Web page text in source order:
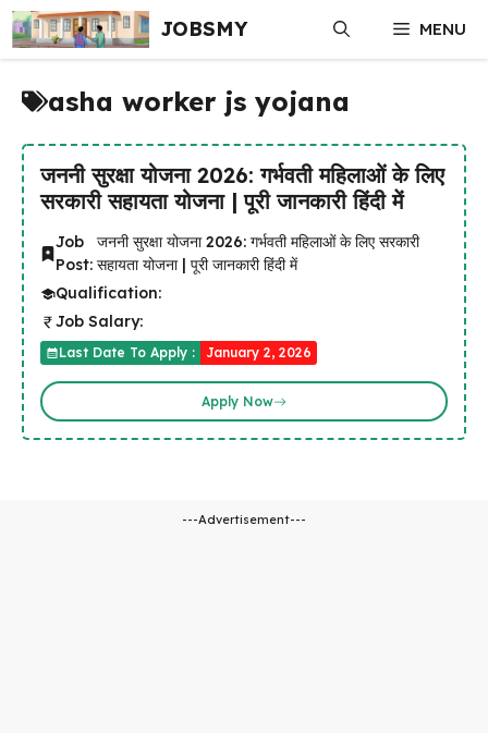
Skip
to
content
JOBSMY MENU
asha worker js yojana
जननी सुरक्षा योजना 2026: गर्भवती महिलाओं के लिए
सरकारी सहायता योजना | पूरी जानकारी हिंदी में
Job
Post:
जननी सुरक्षा योजना 2026: गर्भवती महिलाओं के लिए सरकारी
सहायता योजना | पूरी जानकारी हिंदी में
Qualification:
Job Salary:
Last Date To Apply : January 2, 2026
Apply Now
---Advertisement---